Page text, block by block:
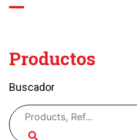
Productos
Buscador